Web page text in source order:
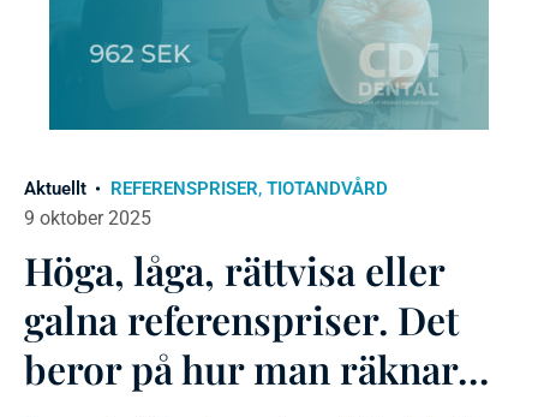
Aktuellt REFERENSPRISER, TIOTANDVÅRD
9 oktober 2025
Höga, låga, rättvisa eller
galna referenspriser. Det
beror på hur man räknar…